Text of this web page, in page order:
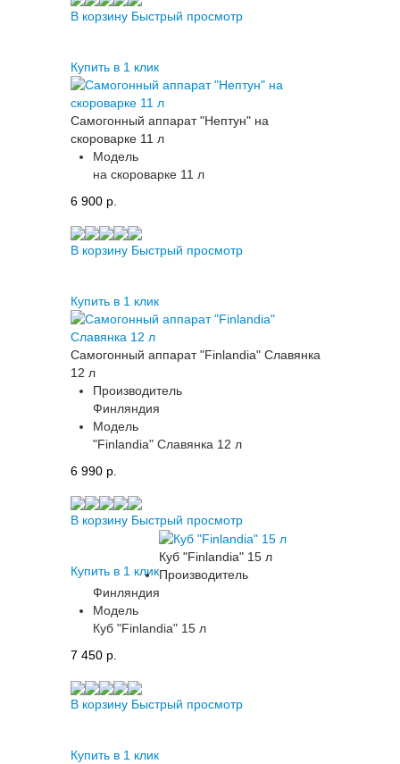
В корзину Быстрый просмотр
Купить в 1 клик
Самогонный аппарат "Нептун" на
скороварке 11 л
Модель
на скороварке 11 л
6 900 p.
В корзину Быстрый просмотр
Купить в 1 клик
Самогонный аппарат "Finlandia" Славянка
12 л
Производитель
Финляндия
Модель
"Finlandia" Славянка 12 л
6 990 p.
В корзину Быстрый просмотр
Купить в 1 клик
Куб "Finlandia" 15 л
Производитель
Финляндия
Модель
Куб "Finlandia" 15 л
7 450 p.
В корзину Быстрый просмотр
Купить в 1 клик